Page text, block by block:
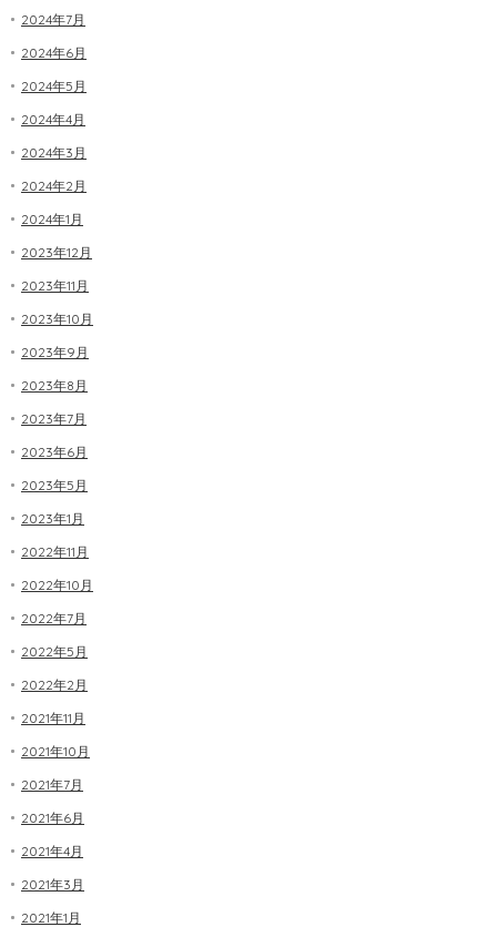
2024年7月
2024年6月
2024年5月
2024年4月
2024年3月
2024年2月
2024年1月
2023年12月
2023年11月
2023年10月
2023年9月
2023年8月
2023年7月
2023年6月
2023年5月
2023年1月
2022年11月
2022年10月
2022年7月
2022年5月
2022年2月
2021年11月
2021年10月
2021年7月
2021年6月
2021年4月
2021年3月
2021年1月